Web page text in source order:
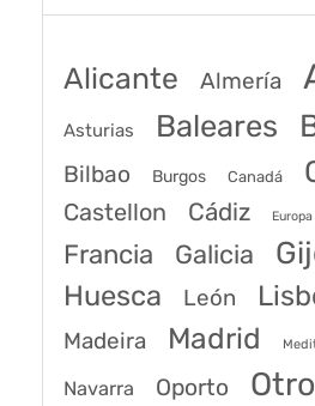
Alicante Almería
Asturias Baleares
Bilbao Burgos Canadá
Castellon Cádiz Europa
Francia Galicia
Huesca León
Madeira Madrid
Navarra Oporto